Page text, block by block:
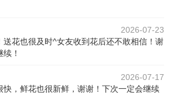
2026-07-23
送花也很及时^女友收到花后还不敢相信！谢
！
2026-07-17
快，鲜花也很新鲜，谢谢！下次一定会继续